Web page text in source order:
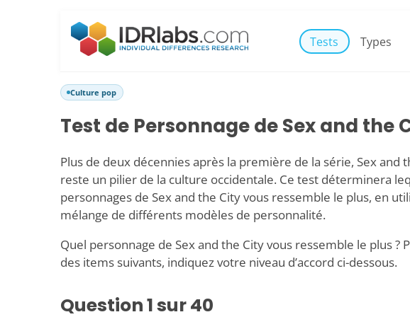
Tests Types
Culture pop
Test de Personnage de Sex and the
Plus de deux décennies après la première de la série, Sex and
reste un pilier de la culture occidentale. Ce test déterminera
personnages de Sex and the City vous ressemble le plus, en
mélange de différents modèles de personnalité.
Quel personnage de Sex and the City vous ressemble le plus ?
des items suivants, indiquez votre niveau d’accord ci-dessous.
Question1sur 40